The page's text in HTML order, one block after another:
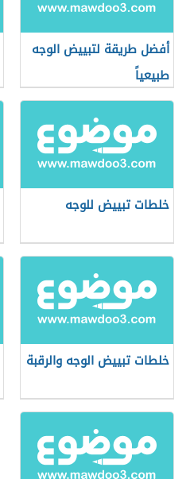
أفضل طريقة لتبييض الوجه
طبيعياً
خلطات تبييض للوجه
خلطات تبييض الوجه والرقبة